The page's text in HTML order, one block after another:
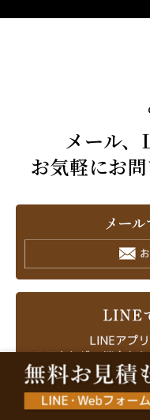
メール
お気軽にお